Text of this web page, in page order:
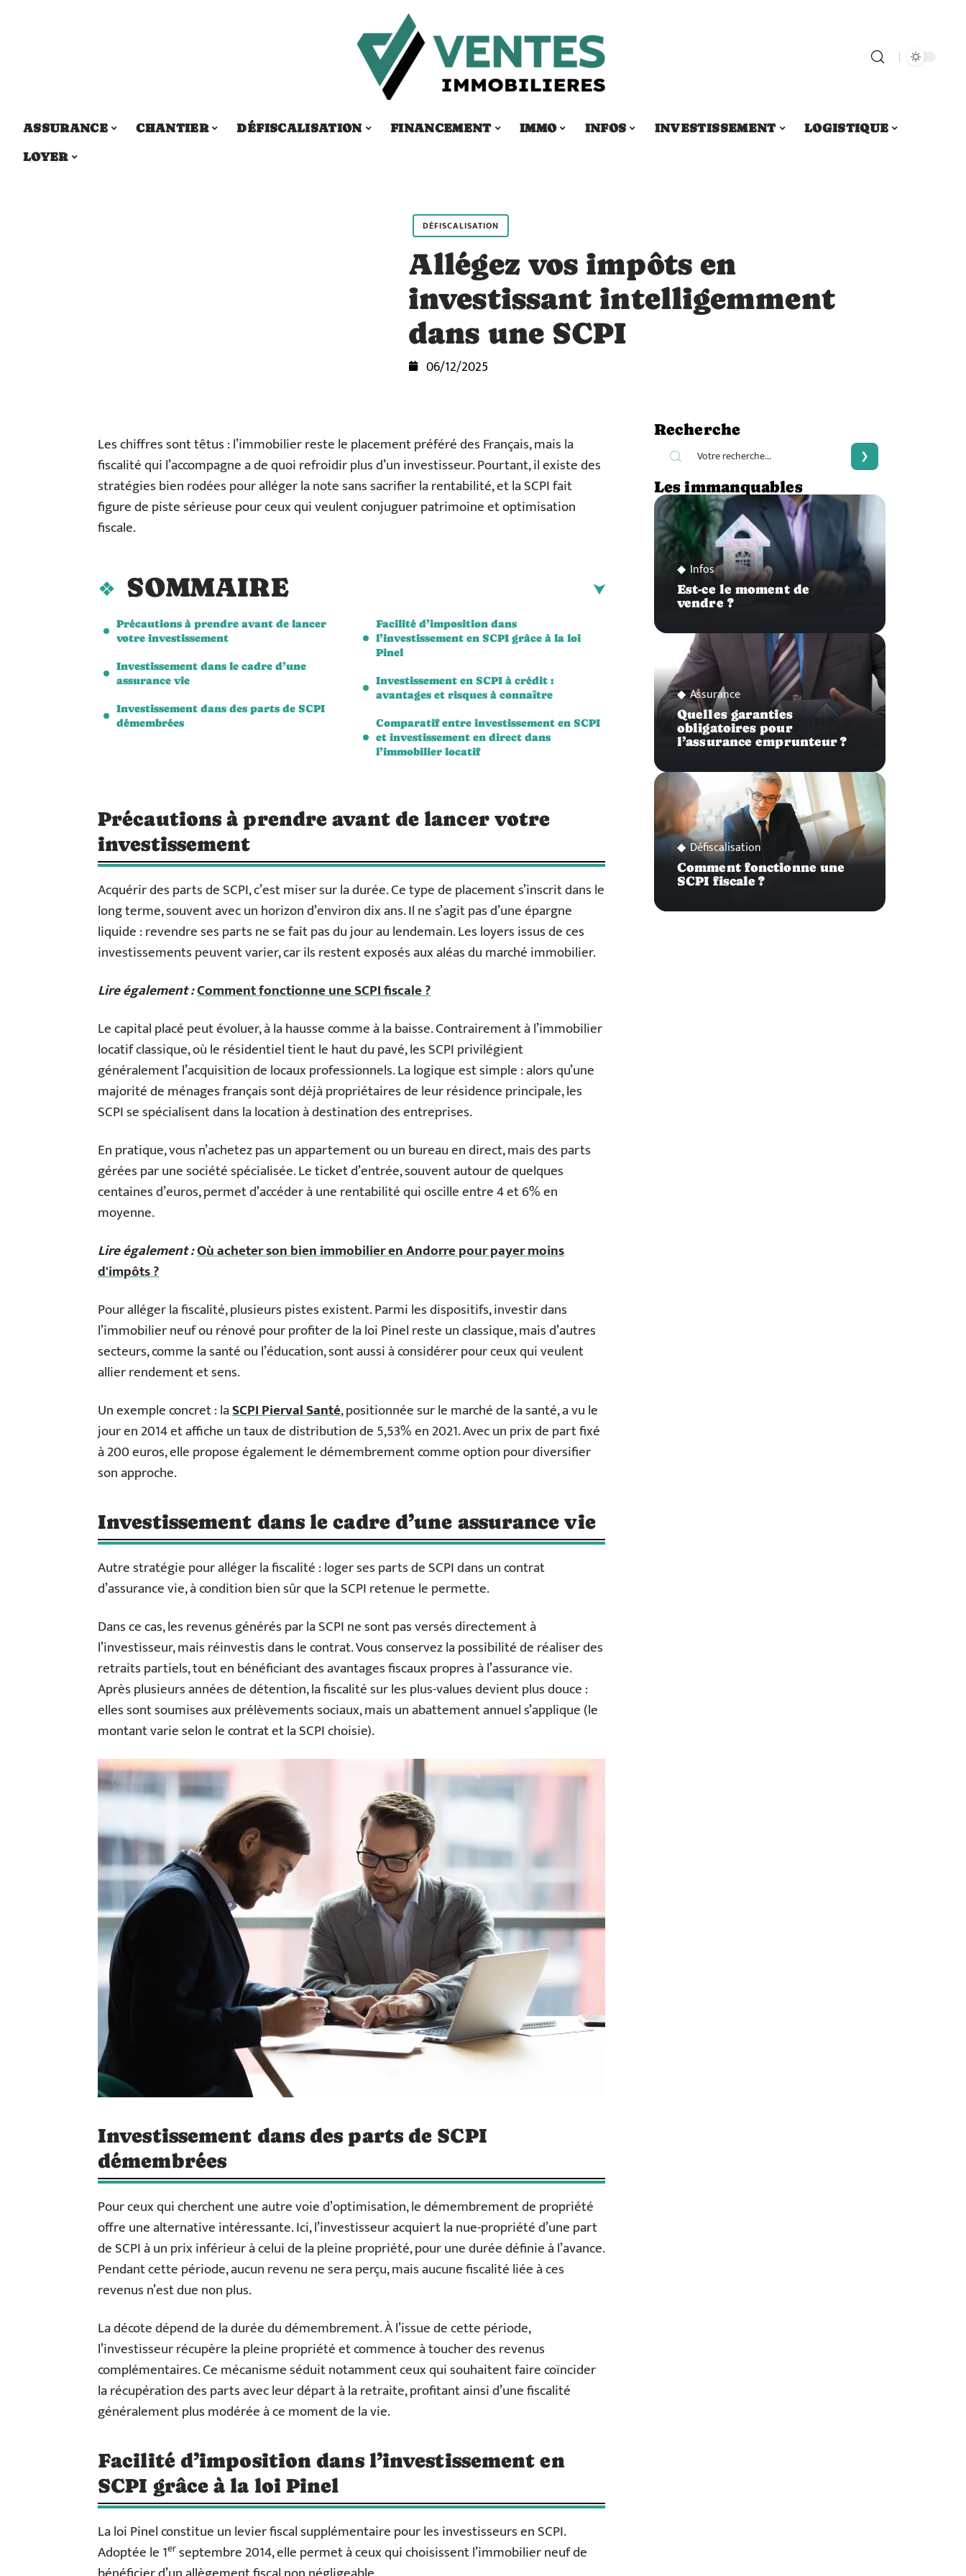
ASSURANCE CHANTIER DÉFISCALISATION FINANCEMENT IMMO INFOS INVESTISSEMENT
LOGISTIQUE
LOYER
DÉFISCALISATION
Allégez vos impôts en
investissant intelligemment
dans une SCPI
06/12/2025
Les chiffres sont têtus : l’immobilier reste le placement préféré des Français, mais la
fiscalité qui l’accompagne a de quoi refroidir plus d’un investisseur. Pourtant, il existe des
stratégies bien rodées pour alléger la note sans sacrifier la rentabilité, et la SCPI fait
figure de piste sérieuse pour ceux qui veulent conjuguer patrimoine et optimisation
fiscale.
SOMMAIRE
Précautions à prendre avant de lancer
votre investissement
Investissement dans le cadre d’une
assurance vie
Investissement dans des parts de SCPI
démembrées
Facilité d’imposition dans
l’investissement en SCPI grâce à la loi
Pinel
Investissement en SCPI à crédit :
avantages et risques à connaître
Comparatif entre investissement en SCPI
et investissement en direct dans
l’immobilier locatif
Précautions à prendre avant de lancer votre
investissement
Acquérir des parts de SCPI, c’est miser sur la durée. Ce type de placement s’inscrit dans le
long terme, souvent avec un horizon d’environ dix ans. Il ne s’agit pas d’une épargne
liquide : revendre ses parts ne se fait pas du jour au lendemain. Les loyers issus de ces
investissements peuvent varier, car ils restent exposés aux aléas du marché immobilier.
Lire également :Comment fonctionne une SCPI fiscale ?
Le capital placé peut évoluer, à la hausse comme à la baisse. Contrairement à l’immobilier
locatif classique, où le résidentiel tient le haut du pavé, les SCPI privilégient
généralement l’acquisition de locaux professionnels. La logique est simple : alors qu’une
majorité de ménages français sont déjà propriétaires de leur résidence principale, les
SCPI se spécialisent dans la location à destination des entreprises.
En pratique, vous n’achetez pas un appartement ou un bureau en direct, mais des parts
gérées par une société spécialisée. Le ticket d’entrée, souvent autour de quelques
centaines d’euros, permet d’accéder à une rentabilité qui oscille entre 4 et 6% en
moyenne.
Lire également :Où acheter son bien immobilier en Andorre pour payer moins
d'impôts ?
Pour alléger la fiscalité, plusieurs pistes existent. Parmi les dispositifs, investir dans
l’immobilier neuf ou rénové pour profiter de la loi Pinel reste un classique, mais d’autres
secteurs, comme la santé ou l’éducation, sont aussi à considérer pour ceux qui veulent
allier rendement et sens.
Un exemple concret : laSCPI Pierval Santé, positionnée sur le marché de la santé, a vu le
jour en 2014 et affiche un taux de distribution de 5,53% en 2021. Avec un prix de part fixé
à 200 euros, elle propose également le démembrement comme option pour diversifier
son approche.
Investissement dans le cadre d’une assurance vie
Autre stratégie pour alléger la fiscalité : loger ses parts de SCPI dans un contrat
d’assurance vie, à condition bien sûr que la SCPI retenue le permette.
Dans ce cas, les revenus générés par la SCPI ne sont pas versés directement à
l’investisseur, mais réinvestis dans le contrat. Vous conservez la possibilité de réaliser des
retraits partiels, tout en bénéficiant des avantages fiscaux propres à l’assurance vie.
Après plusieurs années de détention, la fiscalité sur les plus-values devient plus douce :
elles sont soumises aux prélèvements sociaux, mais un abattement annuel s’applique (le
montant varie selon le contrat et la SCPI choisie).
Investissement dans des parts de SCPI
démembrées
Pour ceux qui cherchent une autre voie d’optimisation, le démembrement de propriété
offre une alternative intéressante. Ici, l’investisseur acquiert la nue-propriété d’une part
de SCPI à un prix inférieur à celui de la pleine propriété, pour une durée définie à l’avance.
Pendant cette période, aucun revenu ne sera perçu, mais aucune fiscalité liée à ces
revenus n’est due non plus.
La décote dépend de la durée du démembrement. À l’issue de cette période,
l’investisseur récupère la pleine propriété et commence à toucher des revenus
complémentaires. Ce mécanisme séduit notamment ceux qui souhaitent faire coïncider
la récupération des parts avec leur départ à la retraite, profitant ainsi d’une fiscalité
généralement plus modérée à ce moment de la vie.
Facilité d’imposition dans l’investissement en
SCPI grâce à la loi Pinel
La loi Pinel constitue un levier fiscal supplémentaire pour les investisseurs en SCPI.
Adoptée le 1erseptembre 2014, elle permet à ceux qui choisissent l’immobilier neuf de
Recherche
Les immanquables
Infos
Est-ce le moment de
vendre ?
Assurance
Quelles garanties
obligatoires pour
l’assurance emprunteur ?
Défiscalisation
Comment fonctionne une
SCPI fiscale ?